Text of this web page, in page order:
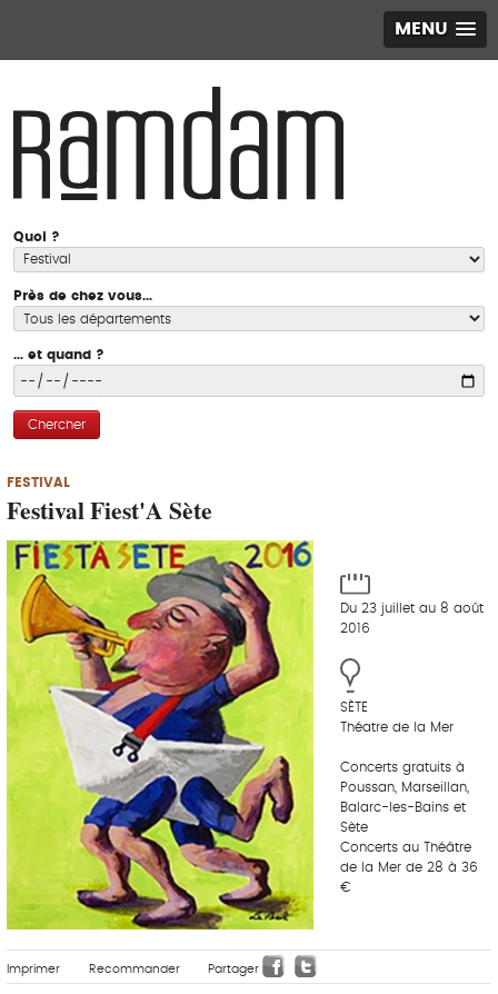
MENU
Quoi ?
Près de chez vous...
... et quand ?
Chercher
FESTIVAL
Festival Fiest'A Sète
Du 23 juillet au 8 août
2016
SÈTE
Théatre de la Mer
Concerts gratuits à
Poussan, Marseillan,
Balarc-les-Bains et
Sète
Concerts au Théâtre
de la Mer de 28 à 36
€
Imprimer Recommander Partager